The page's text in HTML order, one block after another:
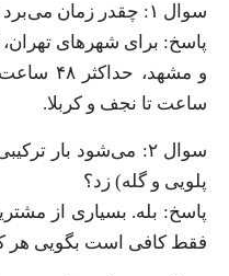
سوال ۱: چقدر زمان می‌برد تا بار به دست ما برسد؟
پاسخ: برای شهرهای تهران،
ساعت تا نجف و کربلا.
سوال ۲: می‌شود بار
پلویی و گله) زد؟
پاسخ: بله. بسیاری از
فقط کافی است بگویی هر